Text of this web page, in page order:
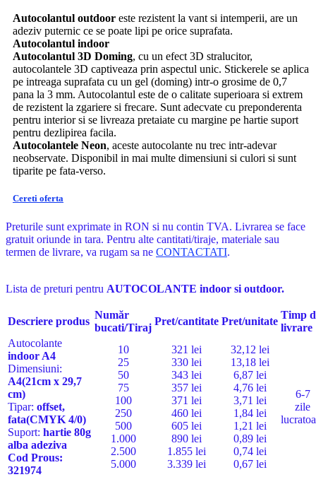
Autocolantul outdoor este rezistent la vant si intemperii, are un
adeziv puternic ce se poate lipi pe orice suprafata.
Autocolantul indoor
Autocolantul 3D Doming, cu un efect 3D stralucitor,
autocolantele 3D captiveaza prin aspectul unic. Stickerele se aplica
pe intreaga suprafata cu un gel (doming) intr-o grosime de 0,7
pana la 3 mm. Autocolantul este de o calitate superioara si extrem
de rezistent la zgariere si frecare. Sunt adecvate cu preponderenta
pentru interior si se livreaza pretaiate cu margine pe hartie suport
pentru dezlipirea facila.
Autocolantele Neon, aceste autocolante nu trec intr-adevar
neobservate. Disponibil in mai multe dimensiuni si culori si sunt
tiparite pe fata-verso.
Cereti oferta
Preturile sunt exprimate in RON si nu contin TVA. Livrarea se face
gratuit oriunde in tara. Pentru alte cantitati/tiraje, materiale sau
termen de livrare, va rugam sa ne CONTACTATI.
Lista de preturi pentru AUTOCOLANTE indoor si outdoor.
Descriere produs
Număr
bucati/Tiraj
Pret/cantitate Pret/unitate
Timp
livrare
Autocolante
indoor A4
Dimensiuni:
A4(21cm x 29,7
cm)
Tipar: offset,
fata(CMYK 4/0)
Suport: hartie 80g
alba adeziva
Cod Prous:
321974
10
25
50
75
100
250
500
1.000
2.500
5.000
321 lei
330 lei
343 lei
357 lei
371 lei
460 lei
605 lei
890 lei
1.855 lei
3.339 lei
32,12 lei
13,18 lei
6,87 lei
4,76 lei
3,71 lei
1,84 lei
1,21 lei
0,89 lei
0,74 lei
0,67 lei
6-7
zile